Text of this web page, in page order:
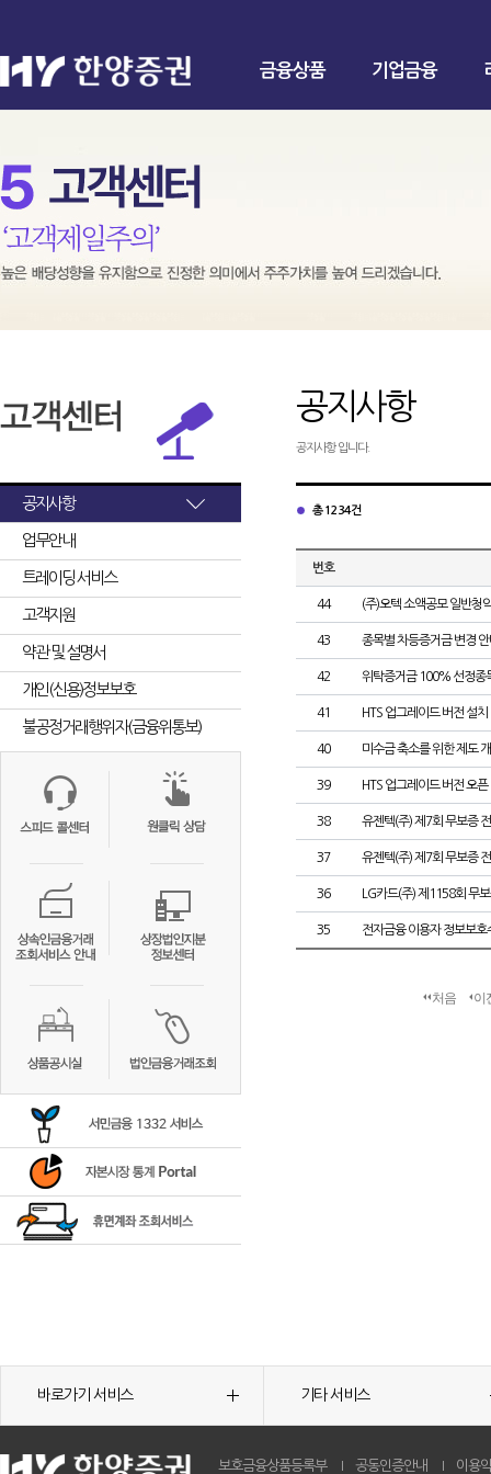
금융상품 기업금융
공지사항
업무안내
트레이딩 서비스
고객지원
약관 및 설명서
개인(신용)정보보호
불공정거래행위자(금융위통보)
공지사항
공지사항 입니다.
총 1234건
번호
44 (주)오텍 소액공모 일반청
43 종목별 차등증거금 변경 안
42 위탁증거금 100% 선정종
41 HTS 업그레이드 버전 설치
40 미수금 축소를 위한 제도
39 HTS 업그레이드 버전 오픈
38 유젠텍(주) 제7회 무보증
37 유젠텍(주) 제7회 무보증
36 LG카드(주) 제1158회 무
35 전자금융 이용자 정보보호
처음 이
바로가기 서비스 기타 서비스
보호금융상품등록부 공동인증안내 이용